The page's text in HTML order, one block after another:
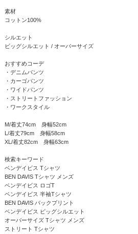
素材
コットン100%
シルエット
ビッグシルエット / オーバーサイズ
おすすめコーデ
・デニムパンツ
・カーゴパンツ
・ワイドパンツ
・ストリートファッション
・ワークスタイル
M/着丈74cm 身幅52cm
L/着丈79cm 身幅58cm
XL/着丈82cm 身幅63cm
検索キーワード
ベンデイビス Tシャツ
BEN DAVIS Tシャツ メンズ
ベンデイビス ロゴT
ベンデイビス 半袖Tシャツ
BEN DAVIS バックプリント
ベンデイビス ビッグシルエット
オーバーサイズ Tシャツ メンズ
ストリート Tシャツ